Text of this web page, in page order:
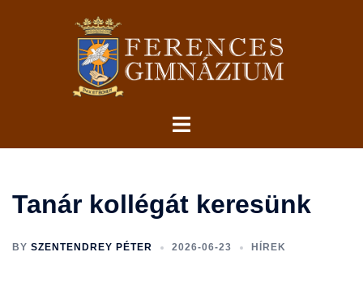
Toggle
Tanár kollégát keresünk
BY SZENTENDREY PÉTER 2026-06-23 HÍREK